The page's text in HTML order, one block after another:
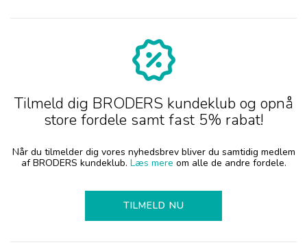
Tilmeld dig BRODERS kundeklub og opnå
store fordele samt fast 5% rabat!
Når du tilmelder dig vores nyhedsbrev bliver du samtidig medlem
af BRODERS kundeklub. Læs mere om alle de andre fordele.
TILMELD NU